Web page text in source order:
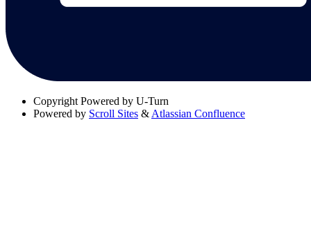
Copyright Powered by U-Turn
Powered by Scroll Sites & Atlassian Confluence